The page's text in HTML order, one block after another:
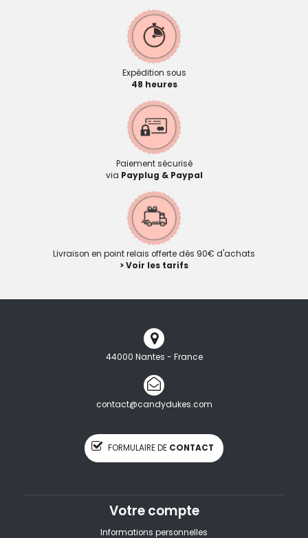
Expédition sous
48 heures
Paiement sécurisé
via Payplug & Paypal
Livraison en point relais offerte dès 90€ d'achats
> Voir les tarifs
44000 Nantes - France
contact@candydukes.com
FORMULAIRE DE CONTACT
Votre compte
Informations personnelles